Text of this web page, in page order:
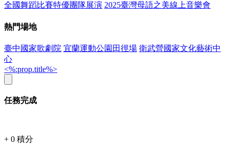
全國舞蹈比賽特優團隊展演 2025臺灣母語之美線上音樂會
熱門場地
臺中國家歌劇院 宜蘭運動公園田徑場 衛武營國家文化藝術中
心
<%:prop.title%>
任務完成
+ 0 積分